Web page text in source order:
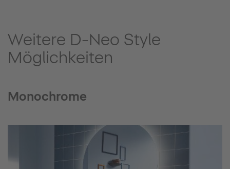
Weitere D-Neo Style
Möglichkeiten
Monochrome